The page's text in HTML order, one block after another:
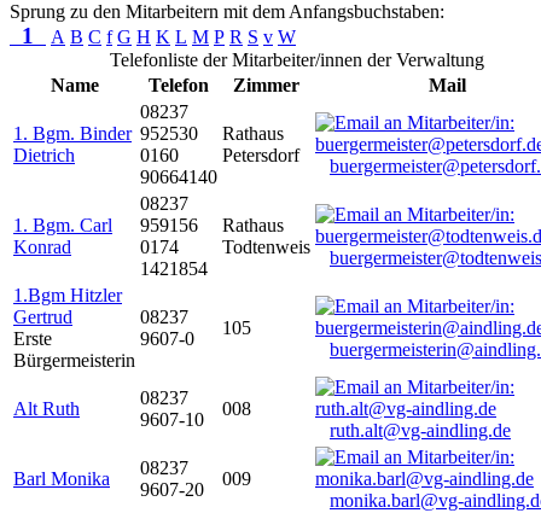
Sprung zu den Mitarbeitern mit dem Anfangsbuchstaben:
1 A B C f G H K L M P R S v W
Telefonliste der Mitarbeiter/innen der Verwaltung
Name
Telefon Zimmer Mail
1. Bgm. Binder
Dietrich
08237
952530
0160
90664140
Rathaus
Petersdorf
1. Bgm. Carl
Konrad
08237
959156
0174
1421854
Rathaus
Todtenweis
1.Bgm Hitzler
Gertrud
Erste
Bürgermeisterin
08237
9607-0
105
Alt Ruth
08237
9607-10
008
ruth.alt@vg-aindling.de
Barl Monika
08237
9607-20
009
monika.barl@vg-